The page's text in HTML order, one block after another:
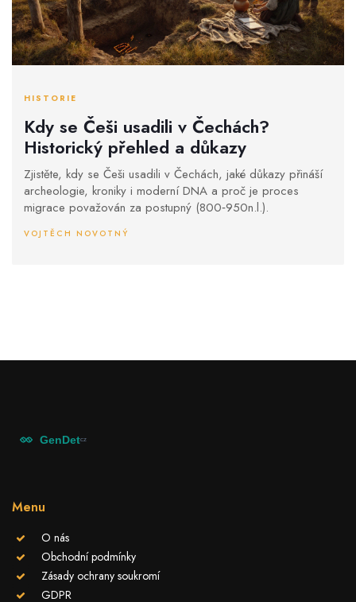
HISTORIE
Kdy se Češi usadili v Čechách?
Historický přehled a důkazy
Zjistěte, kdy se Češi usadili v Čechách, jaké důkazy přináší
archeologie, kroniky i moderní DNA a proč je proces
migrace považován za postupný (800‑950n.l.).
VOJTĚCH NOVOTNÝ
Menu
O nás
Obchodní podmínky
Zásady ochrany soukromí
GDPR